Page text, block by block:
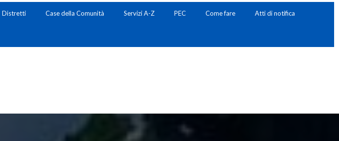
Distretti Case della Comunità Servizi A-Z PEC Come fare Atti di notifica